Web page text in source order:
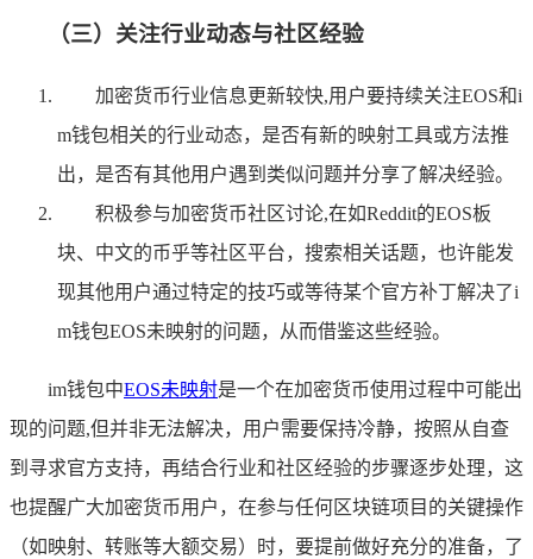
（三）关注行业动态与社区经验
加密货币行业信息更新较快,用户要持续关注EOS和i
m钱包相关的行业动态，是否有新的映射工具或方法推
出，是否有其他用户遇到类似问题并分享了解决经验。
积极参与加密货币社区讨论,在如Reddit的EOS板
块、中文的币乎等社区平台，搜索相关话题，也许能发
现其他用户通过特定的技巧或等待某个官方补丁解决了i
m钱包EOS未映射的问题，从而借鉴这些经验。
im钱包中EOS未映射是一个在加密货币使用过程中可能出
现的问题,但并非无法解决，用户需要保持冷静，按照从自查
到寻求官方支持，再结合行业和社区经验的步骤逐步处理，这
也提醒广大加密货币用户，在参与任何区块链项目的关键操作
（如映射、转账等大额交易）时，要提前做好充分的准备，了